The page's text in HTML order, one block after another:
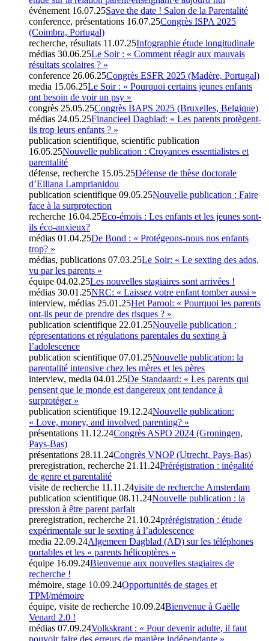
événement 16.07.25Save the date ! Salon de la Parentalité
conference, présentations 16.07.25Congrès ISPA 2025
(Coimbra, Portugal)
recherche, résultats 11.07.25Infographie étude longitudinale
médias 30.06.25Le Soir : « Comment réagir aux mauvais
résultats scolaires ? »
conference 26.06.25Congrès ESFR 2025 (Madère, Portugal)
media 15.06.25Le Soir : « Pourquoi certains jeunes enfants
ont besoin de voir un psy »
congrès 25.05.25Congrès BAPS 2025 (Bruxelles, Belgique)
médias 24.05.25Financieel Dagblad: « Les parents protègent-
ils trop leurs enfants ? »
publication scientifique, scientific publication
16.05.25Nouvelle publication : Croyances essentialistes et
parentalité
défense, recherche 15.05.25Défense de thèse doctorale
d’Elliana Lamprianidou
publication scientifique 09.05.25Nouvelle publication : Faire
face à la surprotection
recherche 16.04.25Eco-émois : Les enfants et les jeunes sont-
ils éco-anxieux?
médias 01.04.25De Bond : « Protégeons-nous nos enfants
trop? »
médias, publications 07.03.25Le Soir: « Le sexting des ados,
vu par les parents »
équipe 04.02.25Les nouvelles stagiaires sont arrivées !
médias 30.01.25NRC: « Laissez votre enfant tomber aussi »
interview, médias 25.01.25Het Parool: « Pourquoi les parents
ont-ils peur de prendre des risques ? »
publication scientifique 22.01.25Nouvelle publication :
répresentations et régulations parentales du sexting à
l’adolescence
publication scientifique 07.01.25Nouvelle publication: la
parentalité intensive chez les mères et les pères
interview, media 04.01.25De Standaard: « Les parents qui
pensent que le monde est dangereux ont tendance à
surprotéger »
publication scientifique 19.12.24Nouvelle publication:
« Love, money, and involved parenting? »
présentations 11.12.24Congrès ASPO 2024 (Groningen,
Pays-Bas)
présentations 28.11.24Congrès VNOP (Utrecht, Pays-Bas)
preregistration, recherche 21.11.24Prérégistration : inégalité
de genre et parentalité
visite de recherche 11.11.24visite de recherche Amsterdam
publication scientifique 08.11.24Nouvelle publication : la
pression à être parent parfait
preregistration, recherche 21.10.24prérégistration : étude
expérimentale sur le sexting à l’adolescence
media 22.09.24Algemeen Dagblad (AD) sur les téléphones
portables et les « parents hélicoptères »
équipe 16.09.24Bienvenue aux nouvelles stagiaires de
recherche !
mémoire, stage 10.09.24Opportunités de stages et
TPM/mémoire
équipe, visite de recherche 10.09.24Bienvenue à Gaëlle
Venard 2.0 !
médias 07.09.24Volkskrant : « Pour devenir adulte, il faut
pouvoir faire des erreurs de manière indépendante »